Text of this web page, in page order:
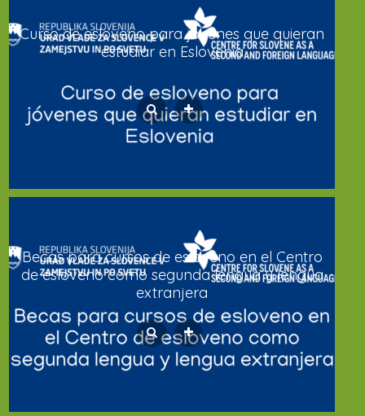
Curso de esloveno para jóvenes que quieran
estudiar en Eslovenia
Becas para cursos de esloveno en el Centro
de esloveno como segunda lengua y lengua
extranjera